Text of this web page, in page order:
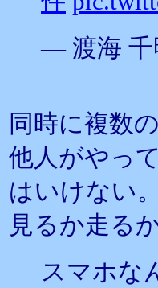
— 渡海 千
同時に複数
他人がやっ
はいけない。
見るか走る
スマホな